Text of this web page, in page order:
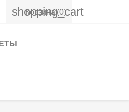
shopping_cart
Корзина (0)